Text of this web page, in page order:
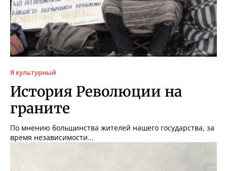
Я культурный
История Революции на
граните
По мнению большинства жителей нашего государства, за
время независимости...